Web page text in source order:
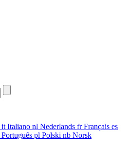
it Italiano nl Nederlands frFrançais es
Português pl Polski nb Norsk